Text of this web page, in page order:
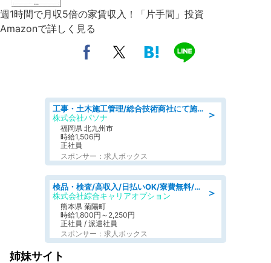
週1時間で月収5倍の家賃収入！「片手間」投資
Amazonで詳しく見る
＞
工事・土木施工管理/総合技術商社にて施工管理のお仕事/即日勤務可/車通勤可/工事・土木施工管理/生産・品質管理
株式会社パソナ
福岡県 北九州市
時給1,506円
正社員
スポンサー：求人ボックス
＞
検品・検査/高収入/日払いOK/寮費無料/日勤/20・30・40代活躍中
株式会社綜合キャリアオプション
熊本県 菊陽町
時給1,800円～2,250円
正社員 / 派遣社員
スポンサー：求人ボックス
姉妹サイト